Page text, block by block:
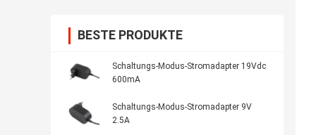
BESTE PRODUKTE
Schaltungs-Modus-Stromadapter 19Vdc
600mA
Schaltungs-Modus-Stromadapter 9V
2.5A